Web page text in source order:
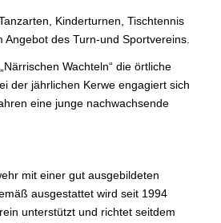
Kinderturnen, Tischtennis
Angebot des Turn-und Sportvereins.
Wachteln“ die örtliche
der jährlichen Kerwe engagiert sich
eine junge nachwachsende
mit einer gut ausgebildeten
ausgestattet wird seit 1994
unterstützt und richtet seitdem